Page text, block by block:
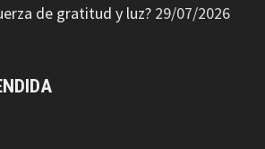
de gratitud y luz? 29/07/2026